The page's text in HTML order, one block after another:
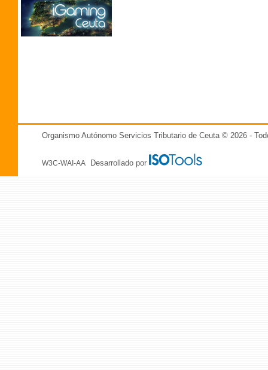
Organismo Autónomo Servicios Tributario de Ceuta © 2026 -
W3C-WAI-AA Desarrollado por